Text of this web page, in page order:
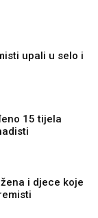
upali u selo i
15 tijela
i djece koje